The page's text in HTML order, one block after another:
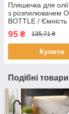
Пляшечка для
з розпилювачем
BOTTLE / Ємність
диспенсер для
/ Спрей
олії
95 ₴ 135,71 ₴
Купити
Подібні